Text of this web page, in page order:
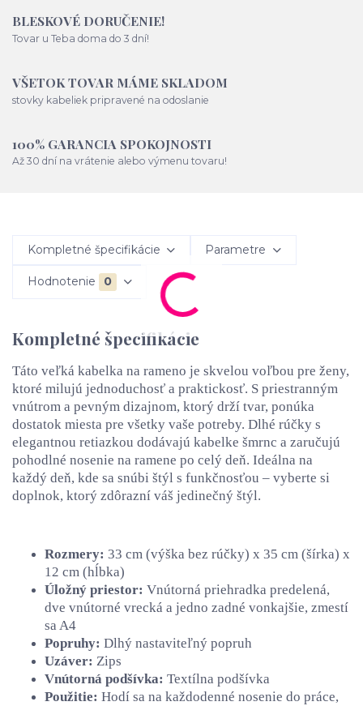
BLESKOVÉ DORUČENIE!
Tovar u Teba doma do 3 dní!
VŠETOK TOVAR MÁME SKLADOM
stovky kabeliek pripravené na odoslanie
100% GARANCIA SPOKOJNOSTI
Až 30 dní na vrátenie alebo výmenu tovaru!
Kompletné špecifikácie Parametre
Hodnotenie 0
Kompletné špecifikácie
Táto veľká kabelka na rameno je skvelou voľbou pre ženy,
ktoré milujú jednoduchosť a praktickosť. S priestranným
vnútrom a pevným dizajnom, ktorý drží tvar, ponúka
dostatok miesta pre všetky vaše potreby. Dlhé rúčky s
elegantnou retiazkou dodávajú kabelke šmrnc a zaručujú
pohodlné nosenie na ramene po celý deň. Ideálna na
každý deň, kde sa snúbi štýl s funkčnosťou – vyberte si
doplnok, ktorý zdôrazní váš jedinečný štýl.
Rozmery: 33 cm (výška bez rúčky) x 35 cm (šírka) x
12 cm (hĺbka)
Úložný priestor: Vnútorná priehradka predelená,
dve vnútorné vrecká a jedno zadné vonkajšie, zmestí
sa A4
Popruhy: Dlhý nastaviteľný popruh
Uzáver: Zips
Vnútorná podšívka: Textílna podšívka
Použitie: Hodí sa na každodenné nosenie do práce,